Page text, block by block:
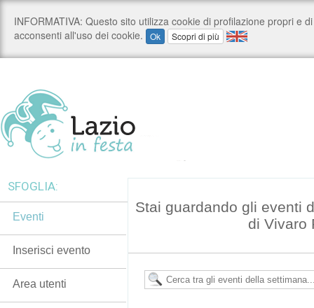
Stai guardando gli eventi
di Vivaro
SFOGLIA:
Eventi
Inserisci evento
Area utenti